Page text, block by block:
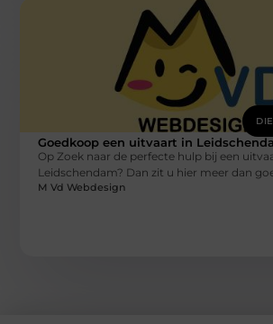
Goedkoop een uitvaart in
Op Zoek naar de perfecte hulp bij een
Leidschendam? Dan zit u hier meer dan
M Vd Webdesign